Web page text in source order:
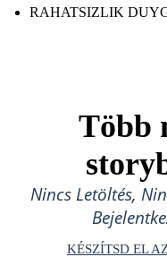
RAHATSIZLIK
Több
Nincs Letöltés,
KÉSZÍTSD EL